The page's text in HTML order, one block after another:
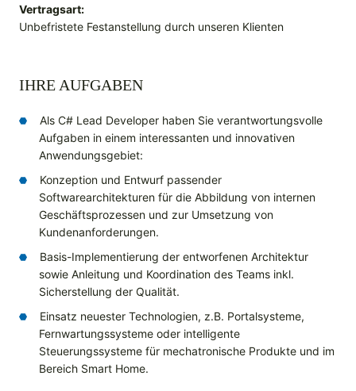
Vertragsart:
Unbefristete Festanstellung durch unseren Klienten
IHRE AUFGABEN
Als C# Lead Developer haben Sie verantwortungsvolle
Aufgaben in einem interessanten und innovativen
Anwendungsgebiet:
Konzeption und Entwurf passender
Softwarearchitekturen für die Abbildung von internen
Geschäftsprozessen und zur Umsetzung von
Kundenanforderungen.
Basis-Implementierung der entworfenen Architektur
sowie Anleitung und Koordination des Teams inkl.
Sicherstellung der Qualität.
Einsatz neuester Technologien, z.B. Portalsysteme,
Fernwartungssysteme oder intelligente
Steuerungssysteme für mechatronische Produkte und im
Bereich Smart Home.